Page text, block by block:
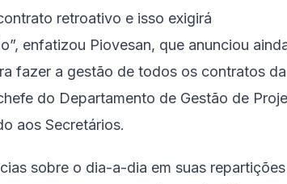
retroativo e isso exigirá
enfatizou Piovesan, que anunciou
fazer a gestão de todos os contratos da
do Departamento de Gestão de
aos Secretários.
sobre o dia-a-dia em suas